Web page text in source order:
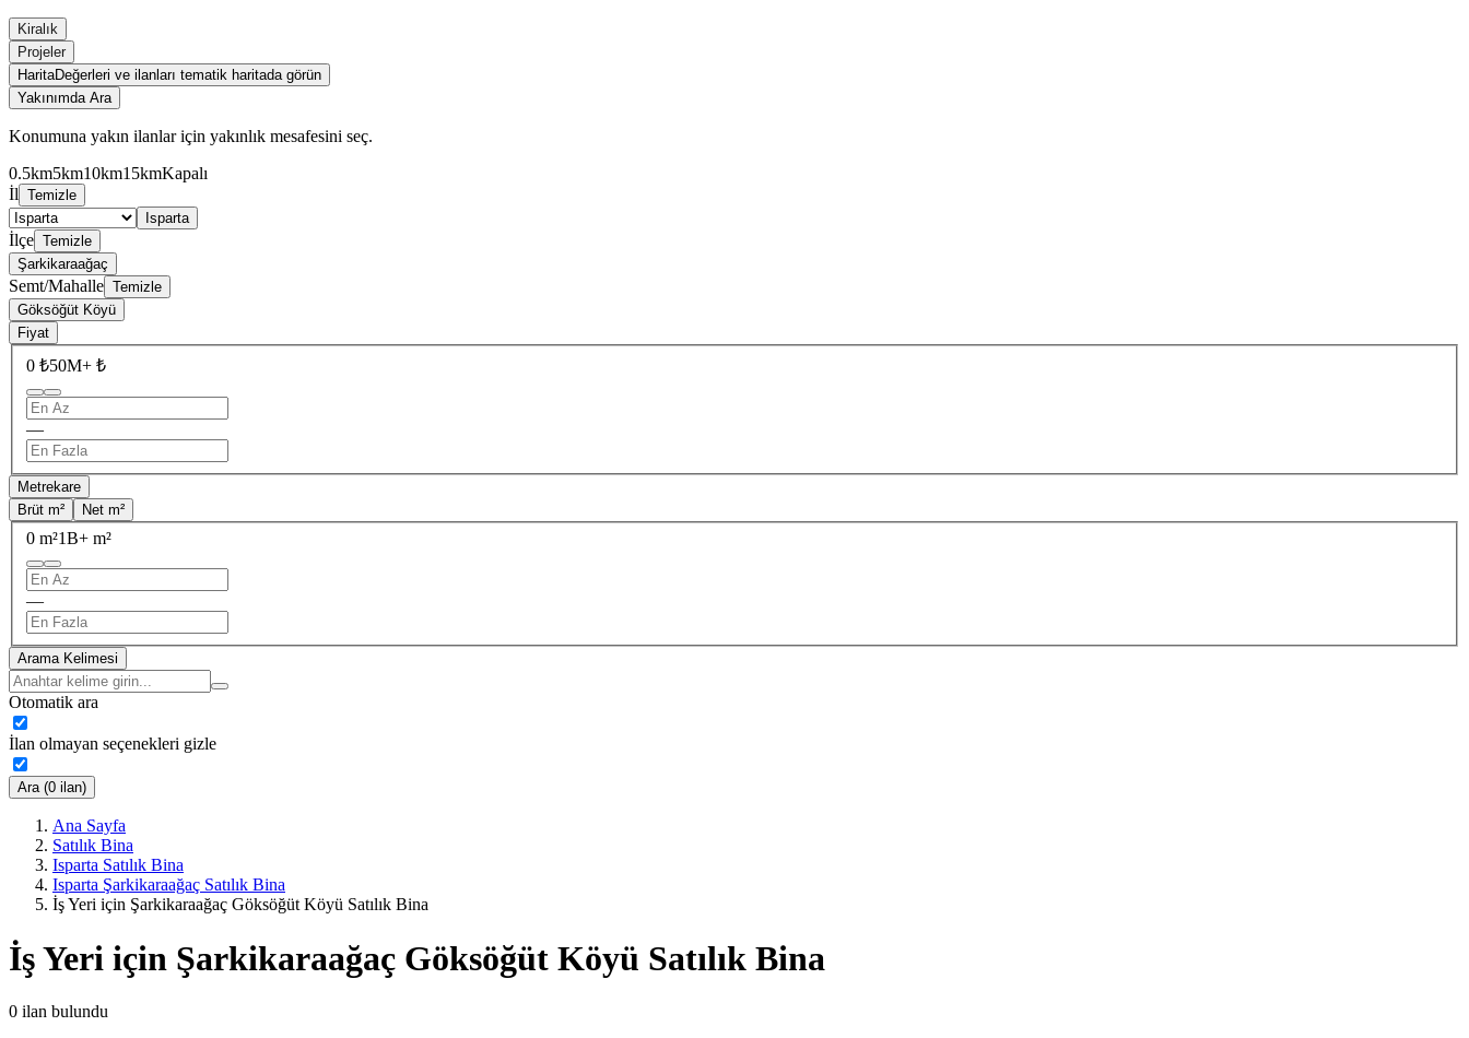
Kiralık
Projeler
HaritaDeğerleri ve ilanları tematik haritada görün
Yakınımda Ara
Konumuna yakın ilanlar için yakınlık mesafesini seç.
0.5km5km10km15kmKapalı
İl Temizle
Isparta
İlçe Temizle
Şarkikaraağaç
Semt/Mahalle Temizle
Göksöğüt Köyü
Fiyat
0 ₺50M+ ₺
—
Metrekare
Brüt m²
Net m²
0 m²1B+ m²
—
Arama Kelimesi
Otomatik ara
İlan olmayan seçenekleri gizle
Ara (0 ilan)
Ana Sayfa
Satılık Bina
Isparta Satılık Bina
Isparta Şarkikaraağaç Satılık Bina
İş Yeri için Şarkikaraağaç Göksöğüt Köyü Satılık Bina
İş Yeri için Şarkikaraağaç Göksöğüt Köyü Satılık Bina
0 ilan bulundu